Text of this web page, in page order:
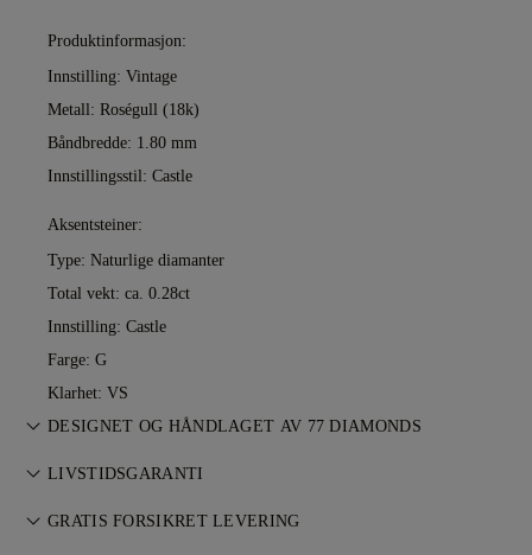
Produktinformasjon:
Innstilling: Vintage
Metall: Roségull (18k)
Båndbredde: 1.80 mm
Innstillingsstil: Castle
Aksentsteiner:
Type: Naturlige diamanter
Total vekt: ca. 0.28ct
Innstilling: Castle
Farge: G
Klarhet: VS
DESIGNET OG HÅNDLAGET AV 77 DIAMONDS
Smykkekunst perfeksjonert av 77 Diamonds — ett smykke om
LIVSTIDSGARANTI
Alle kjøp hos 77 Diamonds inkluderer livstidsgaranti mot
GRATIS FORSIKRET LEVERING